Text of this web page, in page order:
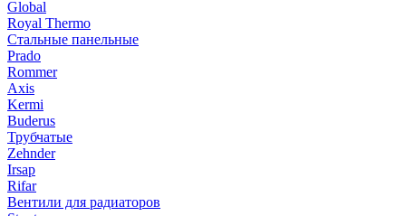
Global
Royal Thermo
Стальные панельные
Prado
Rommer
Axis
Kermi
Buderus
Трубчатые
Zehnder
Irsap
Rifar
Вентили для радиаторов